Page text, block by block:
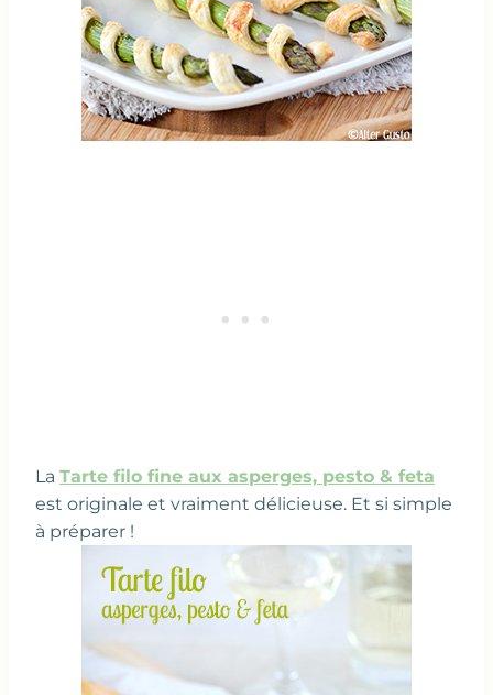
La Tarte filo fine aux asperges, pesto & feta
est originale et vraiment délicieuse. Et si simple
à préparer !